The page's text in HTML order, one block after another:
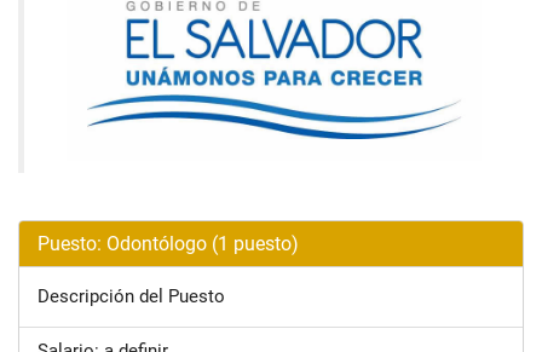
Puesto: Odontólogo (1 puesto)
Descripción del Puesto